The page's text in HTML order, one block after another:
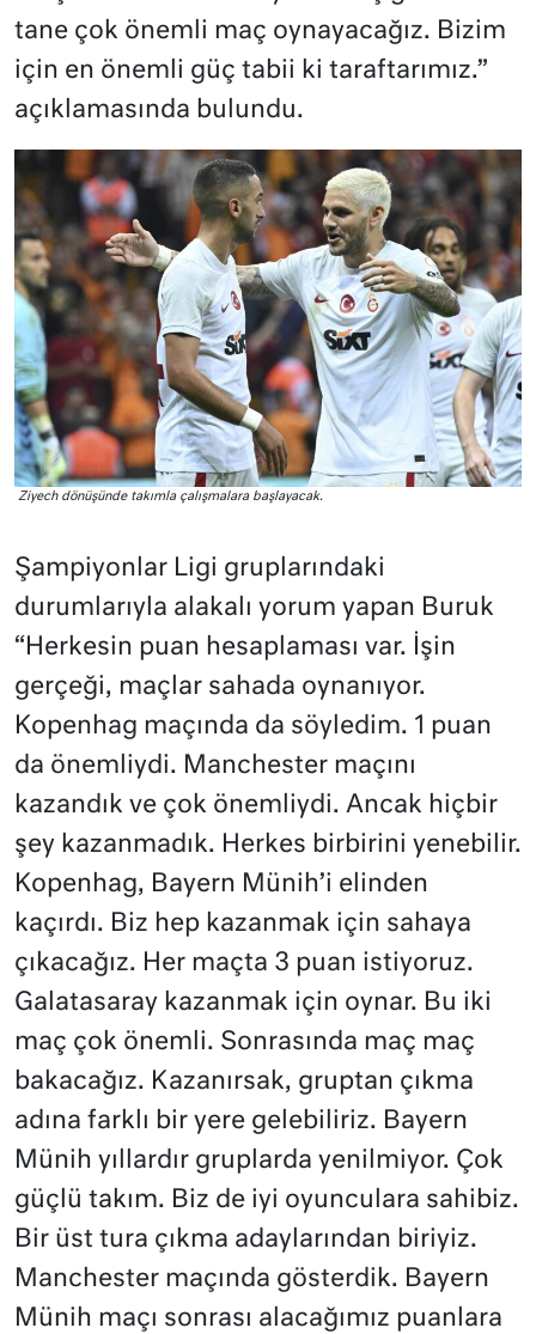
tane çok önemli maç oynayacağız. Bizim
için en önemli güç tabii ki taraftarımız.”
açıklamasında bulundu.
Ziyech dönüşünde takımla çalışmalara başlayacak.
Şampiyonlar Ligi gruplarındaki
durumlarıyla alakalı yorum yapan Buruk
“Herkesin puan hesaplaması var. İşin
gerçeği, maçlar sahada oynanıyor.
Kopenhag maçında da söyledim. 1 puan
da önemliydi. Manchester maçını
kazandık ve çok önemliydi. Ancak hiçbir
şey kazanmadık. Herkes birbirini yenebilir.
Kopenhag, Bayern Münih’i elinden
kaçırdı. Biz hep kazanmak için sahaya
çıkacağız. Her maçta 3 puan istiyoruz.
Galatasaray kazanmak için oynar. Bu iki
maç çok önemli. Sonrasında maç maç
bakacağız. Kazanırsak, gruptan çıkma
adına farklı bir yere gelebiliriz. Bayern
Münih yıllardır gruplarda yenilmiyor. Çok
güçlü takım. Biz de iyi oyunculara sahibiz.
Bir üst tura çıkma adaylarından biriyiz.
Manchester maçında gösterdik. Bayern
Münih maçı sonrası alacağımız puanlara